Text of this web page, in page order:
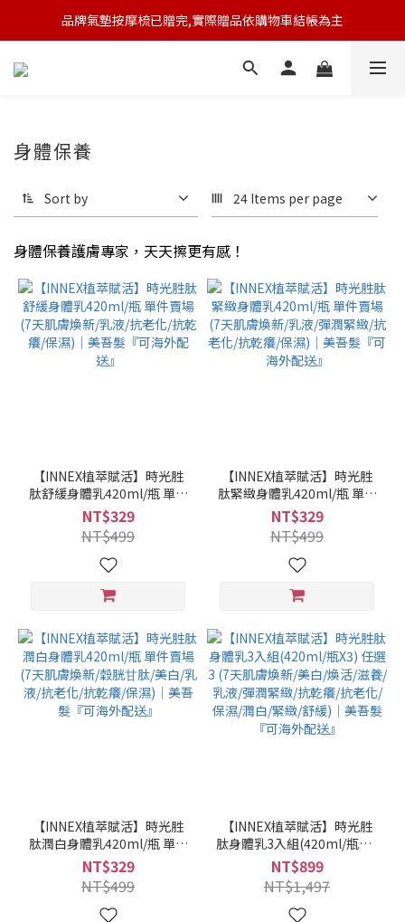
🆕 新會員註冊開卡送9折券 💰
品牌氣墊按摩梳已贈完,實際贈品依購物車結帳為主
🆕 新會員註冊開卡送9折券 💰
身體保養
Sort by 24 Items per page
身體保養護膚專家，天天擦更有感！
【INNEX植萃賦活】時光胜
肽舒緩身體乳420ml/瓶 單件
賣場 (7天肌膚煥新/乳液/抗
老化/抗乾癢/保濕)｜美吾髮
『可海外配送』
NT$329
NT$499
【INNEX植萃賦活】時光胜
肽緊緻身體乳420ml/瓶 單件
賣場 (7天肌膚煥新/乳液/彈
潤緊緻/抗老化/抗乾癢/保濕)
｜美吾髮『可海外配送』
NT$329
NT$499
【INNEX植萃賦活】時光胜
肽潤白身體乳420ml/瓶 單件
賣場 (7天肌膚煥新/穀胱⽢
肽/美白/乳液/抗老化/抗乾癢/
保濕)｜美吾髮『可海外配
送』
NT$329
NT$499
【INNEX植萃賦活】時光胜
肽身體乳3入組(420ml/瓶X3)
任選3 (7天肌膚煥新/美白/煥
活/滋養/乳液/彈潤緊緻/抗乾
癢/抗老化/保濕/潤白/緊緻/舒
緩)｜美吾髮『可海外配送』
NT$899
NT$1,497